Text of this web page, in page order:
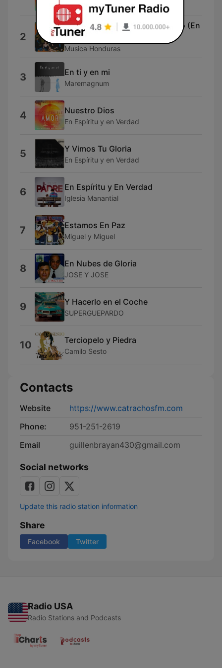
En Espíritu y en Verdad
2
y como es el los hitsong en vivo (En
vivo)
Musica Honduras
3 En ti y en mi
Maremagnum
4 Nuestro Dios
En Espíritu y en Verdad
5 Y Vimos Tu Gloria
En Espíritu y en Verdad
6 En Espíritu y En Verdad
Iglesia Manantial
7 Estamos En Paz
Miguel y Miguel
8 En Nubes de Gloria
JOSE Y JOSE
9 Y Hacerlo en el Coche
SUPERGUEPARDO
10 Terciopelo y Piedra
Camilo Sesto
Contacts
Website
https://www.catrachosfm.com
Phone:
951-251-2619
Email
guillenbrayan430@gmail.com
Social networks
Update this radio station information
Share
Facebook Twitter
Radio USA
Radio Stations and Podcasts